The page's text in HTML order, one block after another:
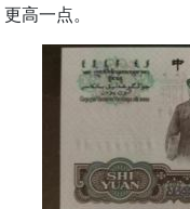
更高一点。